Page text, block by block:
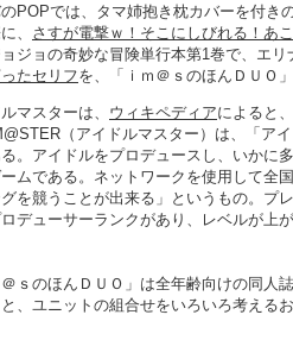
POPでは、タマ姉抱き枕カバーを付き
、 さすが電撃ｗ！そこにしびれる！あ
ジョの奇妙な冒険単行本第1巻で、エ
たセリフを、「ｉｍ＠ｓのほんＤＵＯ
マスターは、 ウィキペディアによると
（アイドルマスター）は、「ア
。アイドルをプロデュースし、いかに
ムである。ネットワークを使用して全
を競うことが出来る」というもの。プ
デューサーランクがあり、レベルが上
＠ｓのほんＤＵＯ」は全年齢向けの同人
、ユニットの組合せをいろいろ考える